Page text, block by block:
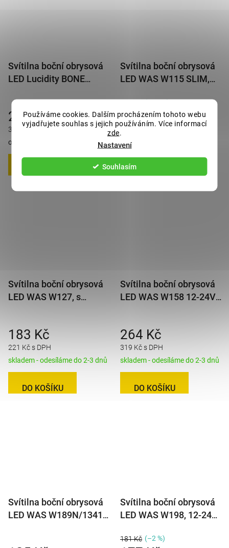
Používáme cookies. Dalším procházením tohoto webu
vyjadřujete souhlas s jejich používáním. Více informací
zde.
Nastavení
Souhlasím
Svítilna boční obrysová
LED Lucidity BONE
odrazkou, QS150
324 Kč s DPH
268 Kč
obvykle 12 dnů
Svítilna boční obrysová
LED WAS W115 SLIM,
239 Kč
(–15 %)
obvykle 26 dnů
DO KOŠÍKU
Svítilna boční obrysová
LED WAS W127, s
221 Kč s DPH
183 Kč
skladem - odesíláme do 2-3 dnů
DO KOŠÍKU
Svítilna boční obrysová
LED WAS W158 12-24V,
319 Kč s DPH
264 Kč
skladem - odesíláme do 2-3 dnů
DO KOŠÍKU
Svítilna boční obrysová
LED WAS W189N/1341,
Svítilna boční obrysová
LED WAS W198, 12-24V,
181 Kč (–2 %)